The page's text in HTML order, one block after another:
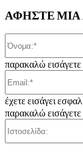
ΑΦΗΣΤΕ
παρακαλώ
έχετε εισάγει
παρακαλώ